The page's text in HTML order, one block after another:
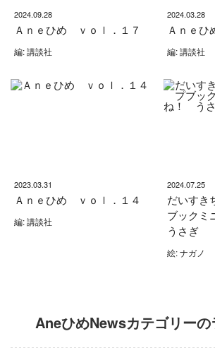
2024.09.28
Ａｎｅひめ ｖｏｌ．１７
編: 講談社
2024.03.28
Ａｎｅ
編: 講談社
2023.03.31
Ａｎｅひめ ｖｏｌ．１４
編: 講談社
2024.07.25
だいす
ブック
うさぎ
絵: ナガノ
AneひめNewsカテゴリーの